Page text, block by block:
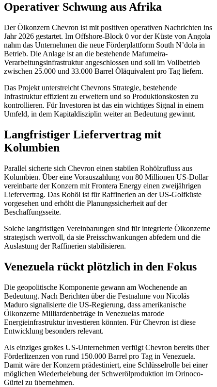
Operativer Schwung aus Afrika
Der Ölkonzern Chevron ist mit positiven operativen Nachrichten ins
Jahr 2026 gestartet. Im Offshore-Block 0 vor der Küste von Angola
nahm das Unternehmen die neue Förderplattform South N’dola in
Betrieb. Die Anlage ist an die bestehende Mafumeira-
Verarbeitungsinfrastruktur angeschlossen und soll im Vollbetrieb
zwischen 25.000 und 33.000 Barrel Öläquivalent pro Tag liefern.
Das Projekt unterstreicht Chevrons Strategie, bestehende
Infrastruktur effizient zu erweitern und so Produktionskosten zu
kontrollieren. Für Investoren ist das ein wichtiges Signal in einem
Umfeld, in dem Kapitaldisziplin weiter an Bedeutung gewinnt.
Langfristiger Liefervertrag mit
Kolumbien
Parallel sicherte sich Chevron einen stabilen Rohölzufluss aus
Kolumbien. Über eine Vorauszahlung von 80 Millionen US-Dollar
vereinbarte der Konzern mit Frontera Energy einen zweijährigen
Liefervertrag. Das Rohöl ist für Raffinerien an der US-Golfküste
vorgesehen und erhöht die Planungssicherheit auf der
Beschaffungsseite.
Solche langfristigen Vereinbarungen sind für integrierte Ölkonzerne
strategisch wertvoll, da sie Preisschwankungen abfedern und die
Auslastung der Raffinerien stabilisieren.
Venezuela rückt plötzlich in den Fokus
Die geopolitische Komponente gewann am Wochenende an
Bedeutung. Nach Berichten über die Festnahme von Nicolás
Maduro signalisierte die US-Regierung, dass amerikanische
Ölkonzerne Milliardenbeträge in Venezuelas marode
Energieinfrastruktur investieren könnten. Für Chevron ist diese
Entwicklung besonders relevant.
Als einziges großes US-Unternehmen verfügt Chevron bereits über
Förderlizenzen von rund 150.000 Barrel pro Tag in Venezuela.
Damit wäre der Konzern prädestiniert, eine Schlüsselrolle bei einer
möglichen Wiederbelebung der Schwerölproduktion im Orinoco-
Gürtel zu übernehmen.